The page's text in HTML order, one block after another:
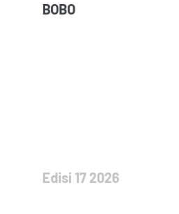
BOBO
Edisi 17 2026